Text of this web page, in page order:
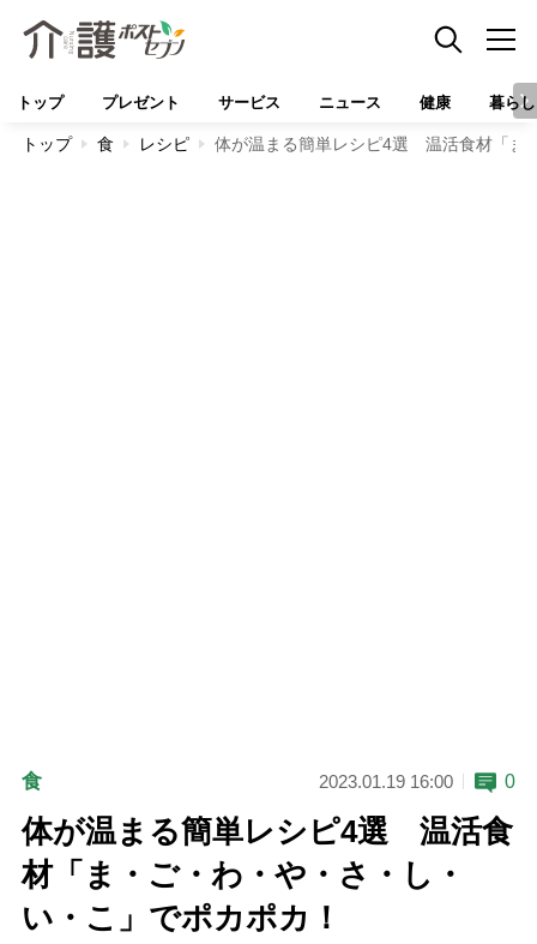
トップ プレゼント サービス ニュース 健康 暮らし
トップ 食 レシピ 体が温まる簡単レシピ4選 温活食材「ま
食 2023.01.19 16:00 0
体が温まる簡単レシピ4選 温活食
材「ま・ご・わ・や・さ・し・
い・こ」でポカポカ！